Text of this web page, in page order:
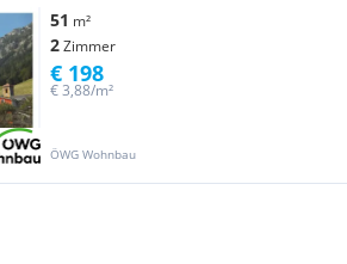
51 m²
2Zimmer
ÖWG Wohnbau
€ 3,88/m²
€ 198